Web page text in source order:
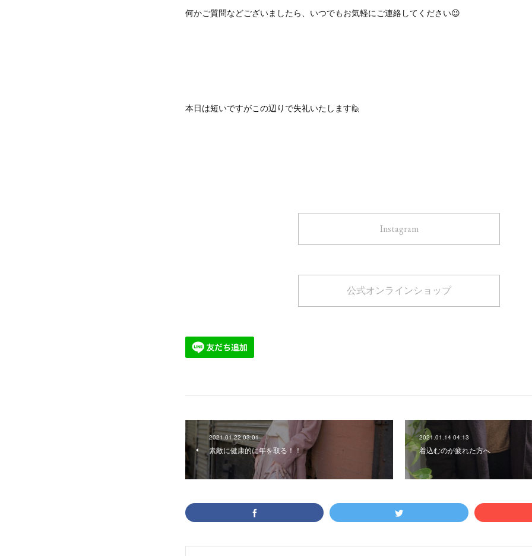
何かご質問などございましたら、いつでもお気軽にご連絡してください😉
本日は短いですがこの辺りで失礼いたします🙋
Instagram
公式オンラインショップ
2021.01.22 03:01
素敵に健康的に年を取る！！
2021.01.14 04:13
着込むのが疲れた方へ